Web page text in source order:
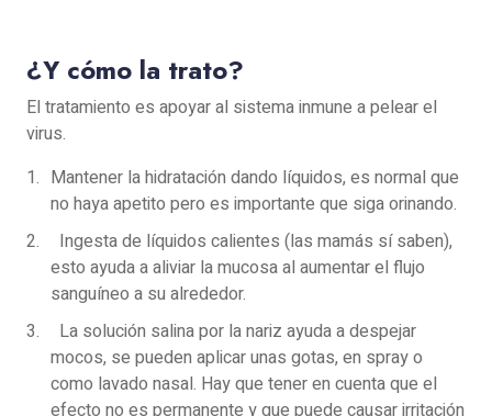
¿Y cómo la trato?
El tratamiento es apoyar al sistema inmune a pelear el
virus.
Mantener la hidratación dando líquidos, es normal que
no haya apetito pero es importante que siga orinando.
Ingesta de líquidos calientes (las mamás sí saben),
esto ayuda a aliviar la mucosa al aumentar el flujo
sanguíneo a su alrededor.
La solución salina por la nariz ayuda a despejar
mocos, se pueden aplicar unas gotas, en spray o
como lavado nasal. Hay que tener en cuenta que el
efecto no es permanente y que puede causar irritación